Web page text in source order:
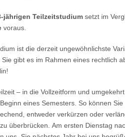
jährigen Teilzeitstudiumsetzt im
voraus.
ist die derzeit ungewöhnlichste
gibt es im Rahmen eines rechtlich
– in die Vollzeitform und
eines Semesters. So können
entweder verkürzen oder
überbrücken. Am ersten Dienstag